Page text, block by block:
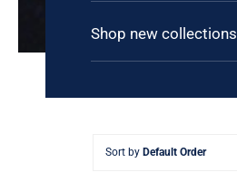
Shop new collections
Sort by Default Order